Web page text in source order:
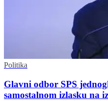
Politika
Glavni odbor SPS
samostalnom izlasku na